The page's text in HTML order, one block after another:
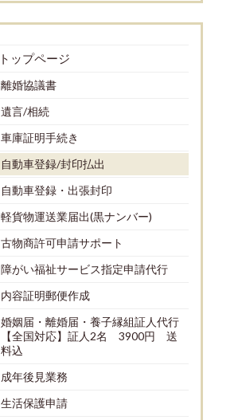
トップページ
離婚協議書
遺言/相続
車庫証明手続き
自動車登録/封印払出
自動車登録・出張封印
軽貨物運送業届出(黒ナンバー)
古物商許可申請サポート
障がい福祉サービス指定申請代行
内容証明郵便作成
婚姻届・離婚届・養子縁組証人代行
【全国対応】証人2名 3900円 送
料込
成年後見業務
生活保護申請